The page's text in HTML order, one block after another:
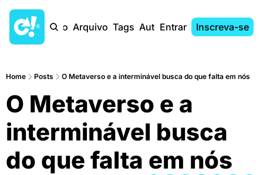
Início Arquivo Tags AutoresEntrar Inscreva-se
Home Posts O Metaverso e a interminável busca do que falta em nós
O Metaverso e a
interminável busca
do que falta em nós